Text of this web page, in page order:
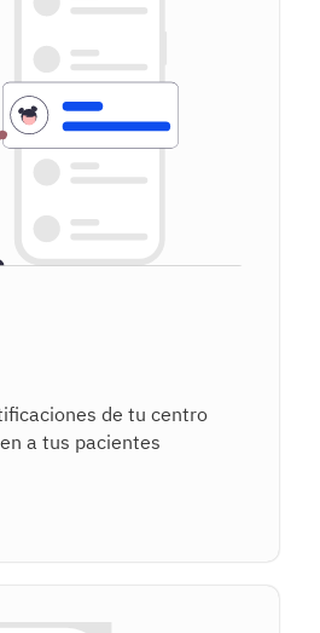
de tu centro
a tus pacientes